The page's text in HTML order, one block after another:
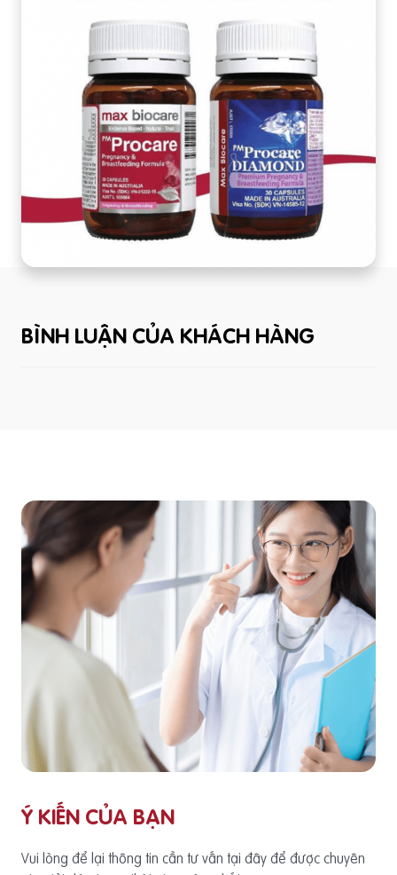
BÌNH LUẬN CỦA KHÁCH HÀNG
Ý KIẾN CỦA BẠN
Vui lòng để lại thông tin cần tư vấn tại đây để được chuyên